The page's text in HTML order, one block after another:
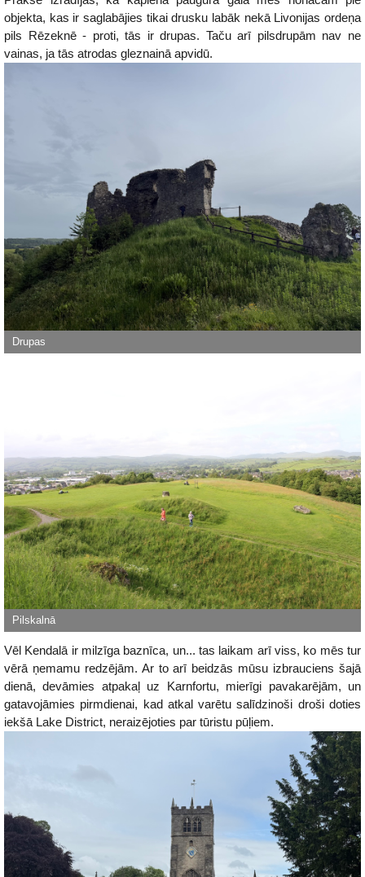
objekta, kas ir saglabājies tikai drusku labāk nekā Livonijas ordeņa
pils Rēzeknē - proti, tās ir drupas. Taču arī pilsdrupām nav ne
vainas, ja tās atrodas gleznainā apvidū.
Vēl Kendalā ir milzīga baznīca, un... tas laikam arī viss, ko mēs tur
vērā ņemamu redzējām. Ar to arī beidzās mūsu izbrauciens šajā
dienā, devāmies atpakaļ uz Karnfortu, mierīgi pavakarējām, un
gatavojāmies pirmdienai, kad atkal varētu salīdzinoši droši doties
iekšā Lake District, neraizējoties par tūristu pūļiem.